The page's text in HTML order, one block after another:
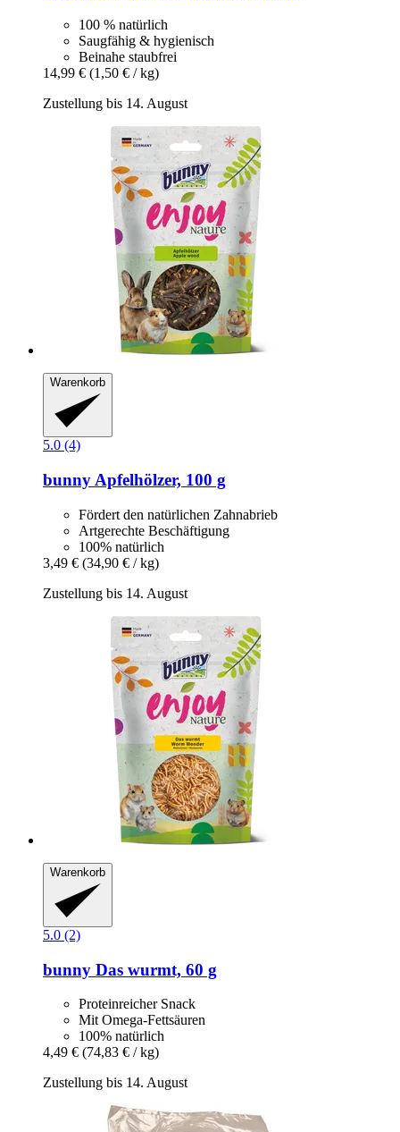
100 % natürlich
Saugfähig & hygienisch
Beinahe staubfrei
14,99 € (1,50 € / kg)
Zustellung bis 14. August
Warenkorb
5.0 (4)
bunny Apfelhölzer, 100 g
Fördert den natürlichen Zahnabrieb
Artgerechte Beschäftigung
100% natürlich
3,49 € (34,90 € / kg)
Zustellung bis 14. August
Warenkorb
5.0 (2)
bunny Das wurmt, 60 g
Proteinreicher Snack
Mit Omega-Fettsäuren
100% natürlich
4,49 € (74,83 € / kg)
Zustellung bis 14. August